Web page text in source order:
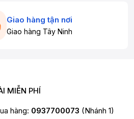
Giao hàng tận nơi
Giao hàng Tây Ninh
MIỄN PHÍ
hàng: 0937700073 (Nhánh 1)